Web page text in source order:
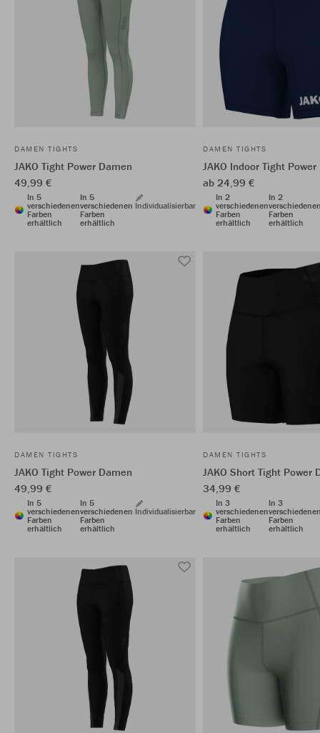
DAMEN TIGHTS
JAKO Tight Power Damen
49,99 €
In 5
verschiedenen
Farben
erhältlich
In 5
verschiedenen
Farben
erhältlich
Individualisierbar
DAMEN TIGHTS
JAKO Indoor Tight Power
ab 24,99 €
In 2
verschiedenen
Farben
erhältlich
In 2
Farben
erhältlich
DAMEN TIGHTS
JAKO Tight Power Damen
49,99 €
In 5
verschiedenen
Farben
erhältlich
In 5
verschiedenen
Farben
erhältlich
Individualisierbar
DAMEN TIGHTS
JAKO Short Tight Power
34,99 €
In 3
verschiedenen
Farben
erhältlich
In 3
Farben
erhältlich